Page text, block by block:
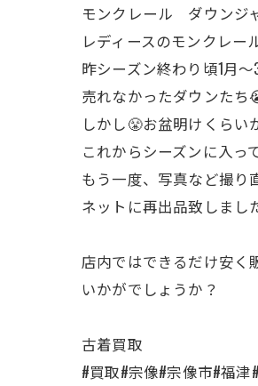
モンクレール ダウンジ
レディースのモンクレー
昨シーズン終わり頃1月
売れなかったダウンたち
しかし😤お盆明けくらい
これからシーズンに入っ
もう一度、写真など撮り
ネットに再出品致しまし
店内ではできるだけ安く
いかがでしょうか？
古着買取
#買取#宗像#宗像市#福